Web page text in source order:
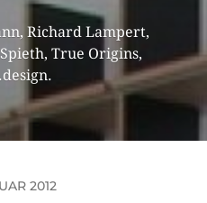
Richard Lampert,
True Origins,
2012